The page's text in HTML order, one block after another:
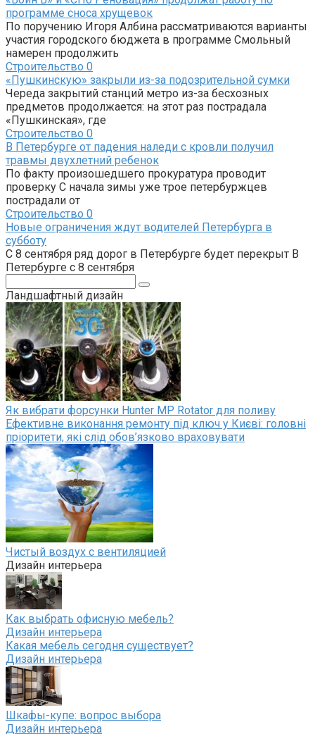
программе сноса хрущевок
По поручению Игоря Албина рассматриваются варианты
участия городского бюджета в программе Смольный
намерен продолжить
Строительство 0
«Пушкинскую» закрыли из-за подозрительной сумки
Череда закрытий станций метро из-за бесхозных
предметов продолжается: на этот раз пострадала
«Пушкинская», где
Строительство 0
В Петербурге от падения наледи с кровли получил
травмы двухлетний ребенок
По факту произошедшего прокуратура проводит
проверку С начала зимы уже трое петербуржцев
пострадали от
Строительство 0
Новые ограничения ждут водителей Петербурга в
субботу
С 8 сентября ряд дорог в Петербурге будет перекрыт В
Петербурге с 8 сентября
Ландшафтный дизайн
Як вибрати форсунки Hunter MP Rotator для поливу
Ефективне виконання ремонту під ключ у Києві: головні
пріоритети, які слід обов’язково враховувати
Чистый воздух с вентиляцией
Дизайн интерьера
Как выбрать офисную мебель?
Дизайн интерьера
Какая мебель сегодня существует?
Дизайн интерьера
Шкафы-купе: вопрос выбора
Дизайн интерьера